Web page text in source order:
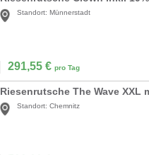
Standort: Münnerstadt
291,55 € pro Tag
Riesenrutsche The Wave XXL
Standort: Chemnitz